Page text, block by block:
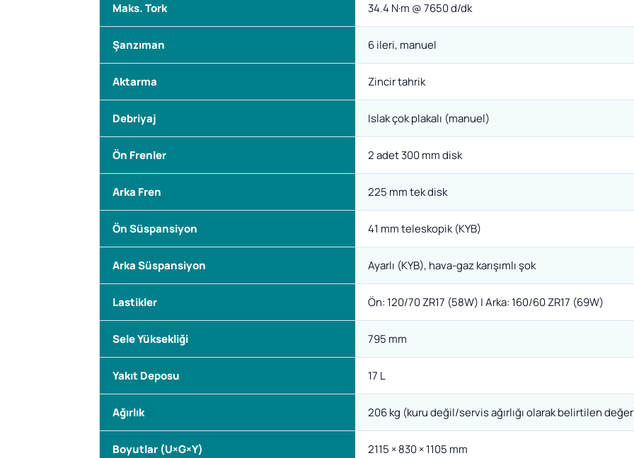
Maks. Tork 34.4 N·m @ 7650 d/dk
Şanzıman 6 ileri, manuel
Aktarma Zincir tahrik
Debriyaj Islak çok plakalı (manuel)
Ön Frenler 2 adet 300 mm disk
Arka Fren 225 mm tek disk
Ön Süspansiyon 41 mm teleskopik (KYB)
Arka Süspansiyon Ayarlı (KYB), hava-gaz karışımlı şok
Lastikler Ön: 120/70 ZR17 (58W) | Arka: 160/60 ZR17 (69W)
Sele Yüksekliği 795 mm
Yakıt Deposu 17 L
Ağırlık 206 kg (kuru değil/servis ağırlığı olarak belirtilen
Boyutlar (U×G×Y) 2115 × 830 × 1105 mm